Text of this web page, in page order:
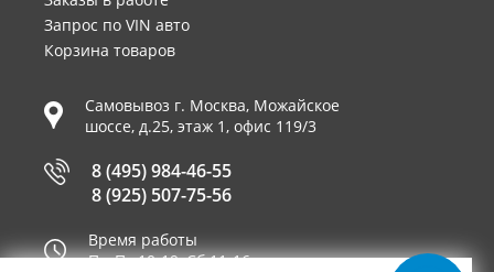
Запрос по VIN авто
Корзина товаров
Самовывоз г. Москва, Можайское
шоссе, д.25, этаж 1, офис 119/3
8 (495) 984-46-55
8 (925) 507-75-56
Время работы
Пн-Пт 10-19, Сб 11-16